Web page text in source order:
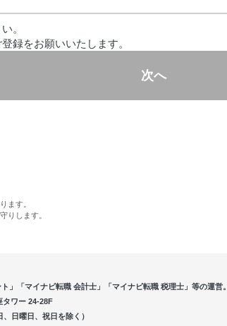
。
録をお願いいたします。
次へ
ます。
りします。
」「マイナビ転職 会計士」「マイナビ転職 税理士」等の運営。
ワー 24-28F
日曜日、祝日を除く）